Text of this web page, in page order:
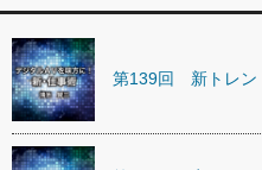
第139回 新トレン